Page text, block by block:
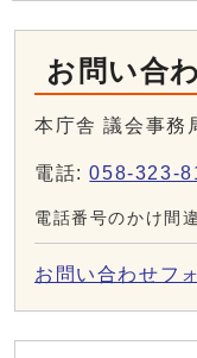
お問い合
本庁舎 議会事務
電話:058-323-
電話番号のかけ間
お問い合わせフ